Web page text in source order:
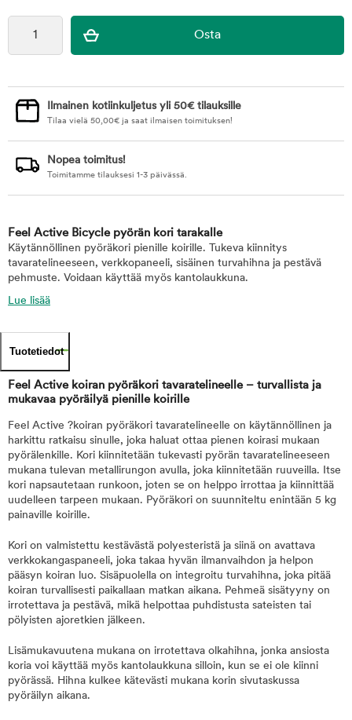
Ilmainen kotiinkuljetus yli 50€ tilauksille
Tilaa vielä 50,00€ ja saat ilmaisen toimituksen!
Nopea toimitus!
Toimitamme tilauksesi 1-3 päivässä.
Feel Active Bicycle pyörän kori tarakalle
Käytännöllinen pyöräkori pienille koirille. Tukeva kiinnitys
tavaratelineeseen, verkkopaneeli, sisäinen turvahihna ja pestävä
pehmuste. Voidaan käyttää myös kantolaukkuna.
Lue lisää
Tuotetiedot
Feel Active koiran pyöräkori tavaratelineelle – turvallista ja
mukavaa pyöräilyä pienille koirille
Feel Active ?koiran pyöräkori tavaratelineelle on käytännöllinen ja
harkittu ratkaisu sinulle, joka haluat ottaa pienen koirasi mukaan
pyörälenkille. Kori kiinnitetään tukevasti pyörän tavaratelineeseen
mukana tulevan metallirungon avulla, joka kiinnitetään ruuveilla. Itse
kori napsautetaan runkoon, joten se on helppo irrottaa ja kiinnittää
uudelleen tarpeen mukaan. Pyöräkori on suunniteltu enintään 5 kg
painaville koirille.
Kori on valmistettu kestävästä polyesteristä ja siinä on avattava
verkkokangaspaneeli, joka takaa hyvän ilmanvaihdon ja helpon
pääsyn koiran luo. Sisäpuolella on integroitu turvahihna, joka pitää
koiran turvallisesti paikallaan matkan aikana. Pehmeä sisätyyny on
irrotettava ja pestävä, mikä helpottaa puhdistusta sateisten tai
pölyisten ajoretkien jälkeen.
Lisämukavuutena mukana on irrotettava olkahihna, jonka ansiosta
koria voi käyttää myös kantolaukkuna silloin, kun se ei ole kiinni
pyörässä. Hihna kulkee kätevästi mukana korin sivutaskussa
pyöräilyn aikana.